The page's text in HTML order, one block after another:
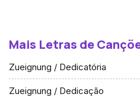
Mais Letras de
Zueignung / Dedicatória
Zueignung / Dedicação